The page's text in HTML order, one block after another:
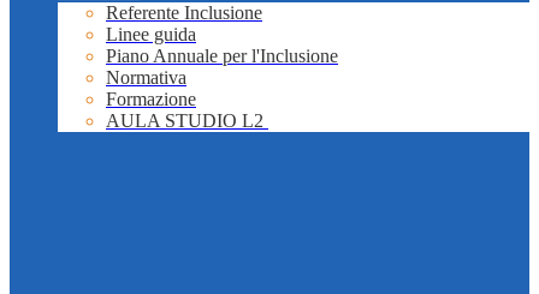
Referente Inclusione
Linee guida
Piano Annuale per l'Inclusione
Normativa
Formazione
AULA STUDIO L2